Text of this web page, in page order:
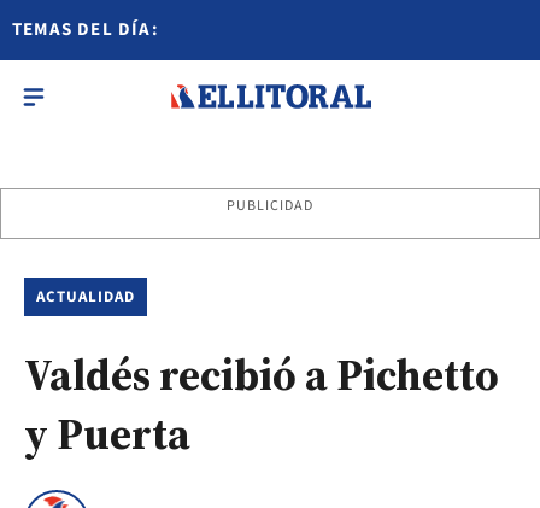
TEMAS DEL DÍA:
PUBLICIDAD
ACTUALIDAD
Valdés recibió a Pichetto
y Puerta